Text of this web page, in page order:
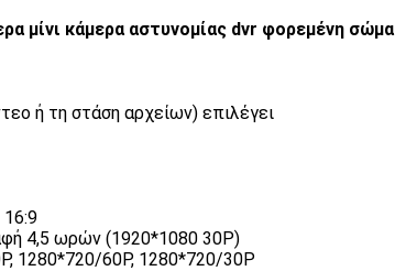
μίνι κάμερα αστυνομίας dvr φορεμένη σώμα
ή τη στάση αρχείων) επιλέγει
16:9
4,5 ωρών (1920*1080 30P)
1280*720/60P, 1280*720/30P